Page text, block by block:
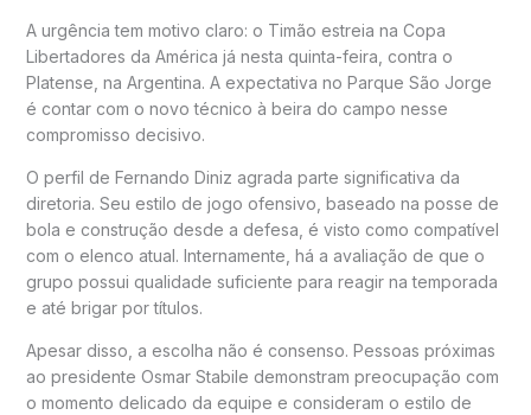
A urgência tem motivo claro: o Timão estreia na Copa
Libertadores da América já nesta quinta-feira, contra o
Platense, na Argentina. A expectativa no Parque São Jorge
é contar com o novo técnico à beira do campo nesse
compromisso decisivo.
O perfil de Fernando Diniz agrada parte significativa da
diretoria. Seu estilo de jogo ofensivo, baseado na posse de
bola e construção desde a defesa, é visto como compatível
com o elenco atual. Internamente, há a avaliação de que o
grupo possui qualidade suficiente para reagir na temporada
e até brigar por títulos.
Apesar disso, a escolha não é consenso. Pessoas próximas
ao presidente Osmar Stabile demonstram preocupação com
o momento delicado da equipe e consideram o estilo de